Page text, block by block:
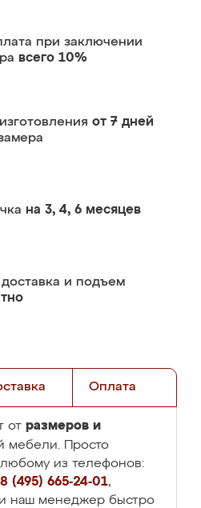
при заключении
всего 10%
от 7 дней
на 3, 4, 6 месяцев
доставка и подъем
Оплата
от размеров и
мебели. Просто
из телефонов:
8 (495) 665-24-01,
наш менеджер быстро